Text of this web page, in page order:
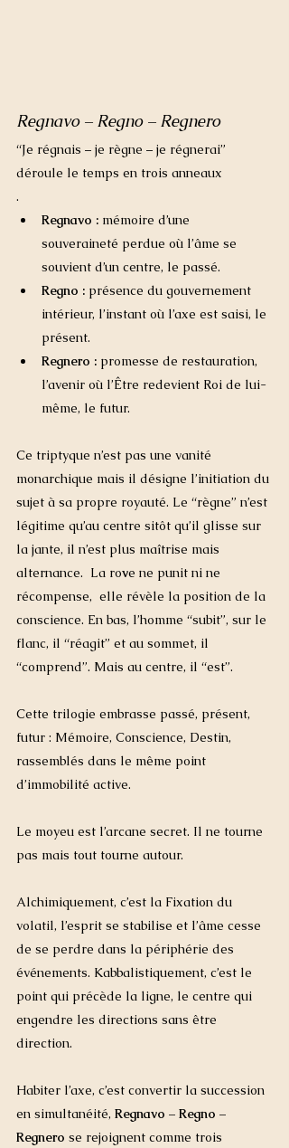
Regnavo – Regno – Regnero
“Je régnais – je règne – je régnerai”
déroule le temps en trois anneaux
.
Regnavo : mémoire d’une
souveraineté perdue où l’âme se
souvient d’un centre, le passé.
Regno : présence du gouvernement
intérieur, l’instant où l’axe est saisi, le
présent.
Regnero : promesse de restauration,
l’avenir où l’Être redevient Roi de lui-
même, le futur.
Ce triptyque n’est pas une vanité
monarchique mais il désigne l’initiation du
sujet à sa propre royauté. Le “règne” n’est
légitime qu’au centre sitôt qu’il glisse sur
la jante, il n’est plus maîtrise mais
alternance.  La rove ne punit ni ne
récompense,  elle révèle la position de la
conscience. En bas, l’homme “subit”, sur le
flanc, il “réagit” et au sommet, il
“comprend”. Mais au centre, il “est”.
Cette trilogie embrasse passé, présent,
futur : Mémoire, Conscience, Destin,
rassemblés dans le même point
d’immobilité active.
Le moyeu est l’arcane secret. Il ne tourne
pas mais tout tourne autour.
Alchimiquement, c’est la Fixation du
volatil, l’esprit se stabilise et l’âme cesse
de se perdre dans la périphérie des
événements. Kabbalistiquement, c’est le
point qui précède la ligne, le centre qui
engendre les directions sans être
direction.
Habiter l’axe, c’est convertir la succession
en simultanéité, Regnavo – Regno –
Regnero se rejoignent comme trois